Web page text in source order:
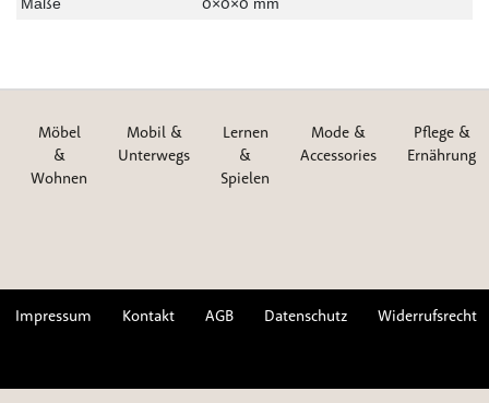
Möbel
&
Wohnen
Mobil &
Unterwegs
Lernen
&
Spielen
Mode &
Accessories
Pflege &
Ernährung
Impressum Kontakt AGB Datenschutz Widerrufsrecht